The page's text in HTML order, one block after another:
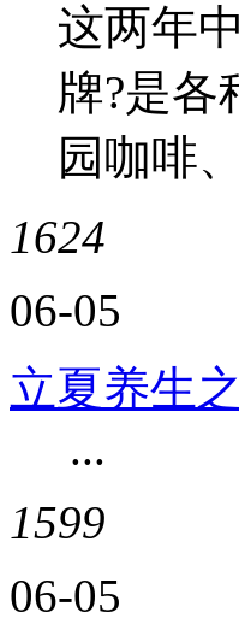
这两年
牌?是各
园咖啡
1624
06-05
立夏养生
...
1599
06-05